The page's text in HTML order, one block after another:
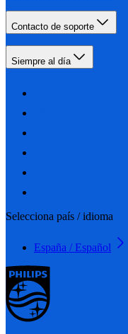
Contacto de soporte
Siempre al día
Selecciona país / idioma
España / Español